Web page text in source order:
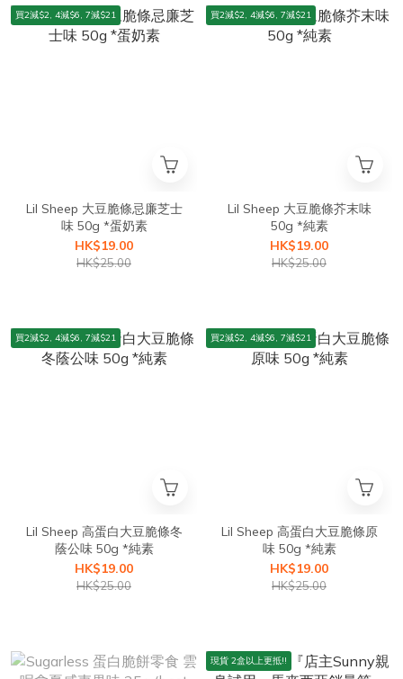
買2減$2, 4減$6, 7減$21
Lil Sheep 大豆脆條忌廉芝士
味 50g *蛋奶素
HK$19.00
HK$25.00
買2減$2, 4減$6, 7減$21
Lil Sheep 大豆脆條芥末味
50g *純素
HK$19.00
HK$25.00
買2減$2, 4減$6, 7減$21
Lil Sheep 高蛋白大豆脆條冬
蔭公味 50g *純素
HK$19.00
HK$25.00
買2減$2, 4減$6, 7減$21
Lil Sheep 高蛋白大豆脆條原
味 50g *純素
HK$19.00
HK$25.00
現貨 2盒以上更抵!!